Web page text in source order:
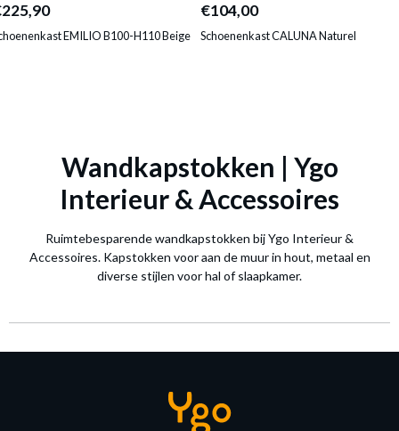
EMILIO B100-H110 Beige
€104,00
Schoenenkast CALUNA Naturel
Wandkapstokken | Ygo
Interieur & Accessoires
Ruimtebesparende wandkapstokken bij Ygo Interieur &
Accessoires. Kapstokken voor aan de muur in hout, metaal en
diverse stijlen voor hal of slaapkamer.